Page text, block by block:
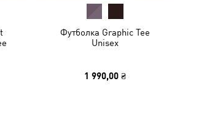
Футболка Graphic Tee
Unisex
1 990,00 ₴